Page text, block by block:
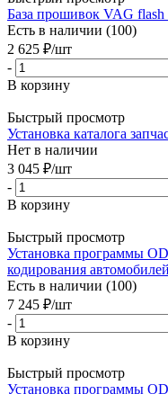
База прошивок VAG flash
Есть в наличии (100)
2 625 ₽/шт
-
В корзину
Быстрый просмотр
Установка каталога
Нет в наличии
3 045 ₽/шт
-
В корзину
Быстрый просмотр
Установка программы
кодирования
Есть в наличии (100)
7 245 ₽/шт
-
В корзину
Быстрый просмотр
Установка программы